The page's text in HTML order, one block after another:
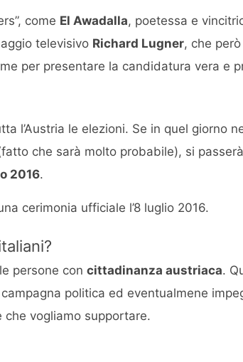
come El Awadalla, poetessa e
televisivo Richard Lugner, che
per presentare la candidatura vera e
l’Austria le elezioni. Se in quel giorno
che sarà molto probabile), si
2016.
cerimonia ufficiale l’8 luglio 2016.
persone con cittadinanza austriaca.
politica ed eventualmene
vogliamo supportare.